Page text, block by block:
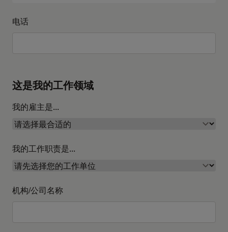
电话
这是我的工作领域
我的雇主是...
我的工作职责是...
机构/公司名称